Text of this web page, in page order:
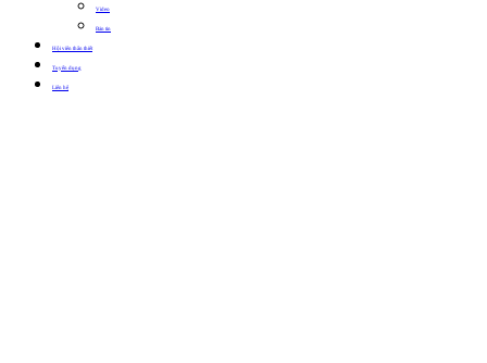
Video
Bản tin
Hội viên thân thiết
Tuyển dụng
Liên hệ